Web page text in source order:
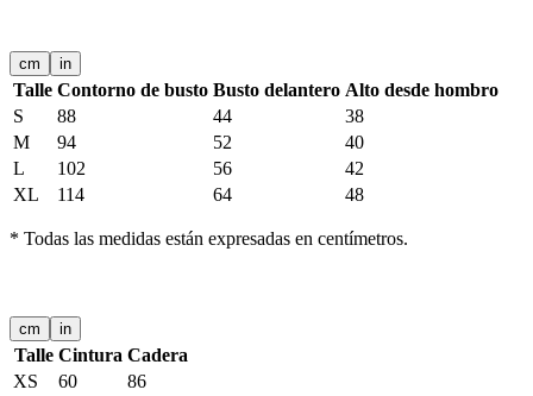
cm in
Talle Contorno de busto Busto delantero Alto desde hombro
S
88 44
38
M
94 52
40
L
102 56
42
XL
114 64 48
* Todas las medidas están expresadas en centímetros.
cm in
Talle Cintura Cadera
XS
60
86